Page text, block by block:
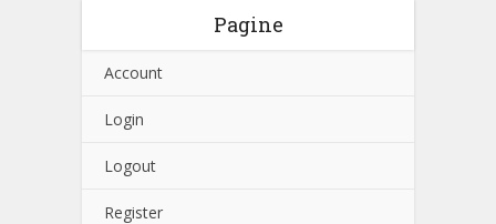
Pagine
Account
Login
Logout
Register